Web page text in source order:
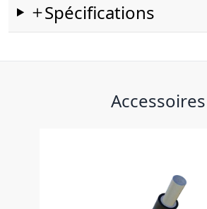
Spécifications
Accessoires